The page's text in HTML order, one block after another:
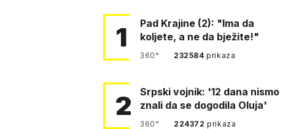
1
Pad Krajine (2): "Ima da
koljete, a ne da bježite!"
360° 232584prikaza
2
Srpski vojnik: '12 dana nismo
znali da se dogodila Oluja'
360° 224372prikaza